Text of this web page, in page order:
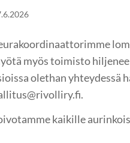
myös toimisto
olethan yhteydessä
kaikille